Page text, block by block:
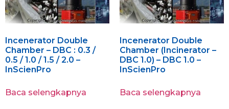
Incenerator Double
Chamber – DBC : 0.3 /
0.5 / 1.0 / 1.5 / 2.0 –
InScienPro
Baca selengkapnya
Incenerator Double
Chamber (Incinerator –
DBC 1.0) – DBC 1.0 –
InScienPro
Baca selengkapnya